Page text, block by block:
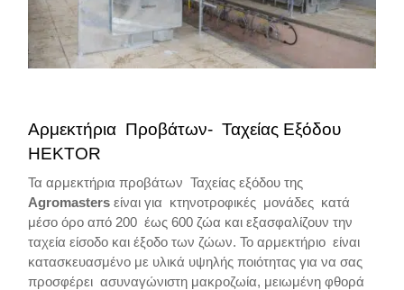
Αρμεκτήρια Προβάτων- Ταχείας Εξόδου
HEKTOR
Τα αρμεκτήρια προβάτων Ταχείας εξόδου της
Agromasters είναι για κτηνοτροφικές μονάδες κατά
μέσο όρο από 200 έως 600 ζώα και εξασφαλίζουν την
ταχεία είσοδο και έξοδο των ζώων. Το αρμεκτήριο είναι
κατασκευασμένο με υλικά υψηλής ποιότητας για να σας
προσφέρει ασυναγώνιστη μακροζωία, μειωμένη φθορά